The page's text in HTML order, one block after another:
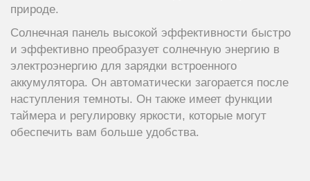
природе.
Солнечная панель высокой эффективности быстро
и эффективно преобразует солнечную энергию в
электроэнергию для зарядки встроенного
аккумулятора. Он автоматически загорается после
наступления темноты. Он также имеет функции
таймера и регулировку яркости, которые могут
обеспечить вам больше удобства.